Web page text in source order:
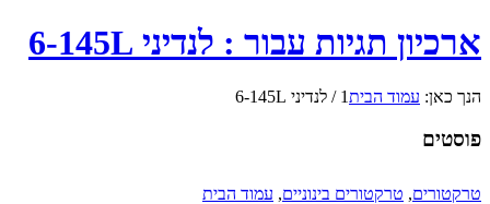
ארכיון תגיות עבור : לנדיני 6-145L
הנך כאן: עמוד הבית1
/ לנדיני 6-145L
פוסטים
טרקטורים, טרקטורים בינוניים, עמוד הבית